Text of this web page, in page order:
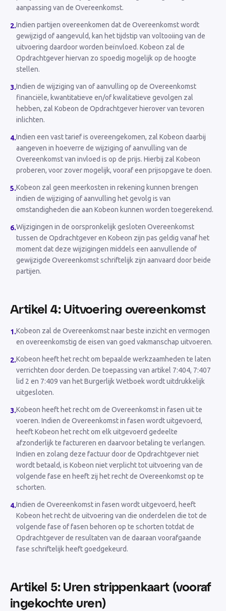
aanpassing van de Overeenkomst.
2.Indien partijen overeenkomen dat de Overeenkomst wordt
gewijzigd of aangevuld, kan het tijdstip van voltooiing van de
uitvoering daardoor worden beïnvloed. Kobeon zal de
Opdrachtgever hiervan zo spoedig mogelijk op de hoogte
stellen.
3.Indien de wijziging van of aanvulling op de Overeenkomst
financiële, kwantitatieve en/of kwalitatieve gevolgen zal
hebben, zal Kobeon de Opdrachtgever hierover van tevoren
inlichten.
4.Indien een vast tarief is overeengekomen, zal Kobeon daarbij
aangeven in hoeverre de wijziging of aanvulling van de
Overeenkomst van invloed is op de prijs. Hierbij zal Kobeon
proberen, voor zover mogelijk, vooraf een prijsopgave te doen.
5.Kobeon zal geen meerkosten in rekening kunnen brengen
indien de wijziging of aanvulling het gevolg is van
omstandigheden die aan Kobeon kunnen worden toegerekend.
6.Wijzigingen in de oorspronkelijk gesloten Overeenkomst
tussen de Opdrachtgever en Kobeon zijn pas geldig vanaf het
moment dat deze wijzigingen middels een aanvullende of
gewijzigde Overeenkomst schriftelijk zijn aanvaard door beide
partijen.
Artikel 4: Uitvoering overeenkomst
1.Kobeon zal de Overeenkomst naar beste inzicht en vermogen
en overeenkomstig de eisen van goed vakmanschap uitvoeren.
2.Kobeon heeft het recht om bepaalde werkzaamheden te laten
verrichten door derden. De toepassing van artikel 7:404, 7:407
lid 2 en 7:409 van het Burgerlijk Wetboek wordt uitdrukkelijk
uitgesloten.
3.Kobeon heeft het recht om de Overeenkomst in fasen uit te
voeren. Indien de Overeenkomst in fasen wordt uitgevoerd,
heeft Kobeon het recht om elk uitgevoerd gedeelte
afzonderlijk te factureren en daarvoor betaling te verlangen.
Indien en zolang deze factuur door de Opdrachtgever niet
wordt betaald, is Kobeon niet verplicht tot uitvoering van de
volgende fase en heeft zij het recht de Overeenkomst op te
schorten.
4.Indien de Overeenkomst in fasen wordt uitgevoerd, heeft
Kobeon het recht de uitvoering van die onderdelen die tot de
volgende fase of fasen behoren op te schorten totdat de
Opdrachtgever de resultaten van de daaraan voorafgaande
fase schriftelijk heeft goedgekeurd.
Artikel 5: Uren strippenkaart (vooraf
ingekochte uren)